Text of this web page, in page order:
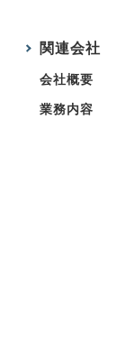
関連会社
会社概要
業務内容